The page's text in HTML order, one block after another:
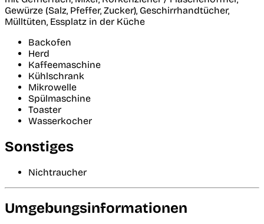
Gewürze (Salz, Pfeffer, Zucker), Geschirrhandtücher,
Mülltüten, Essplatz in der Küche
Backofen
Herd
Kaffeemaschine
Kühlschrank
Mikrowelle
Spülmaschine
Toaster
Wasserkocher
Sonstiges
Nichtraucher
Umgebungsinformationen